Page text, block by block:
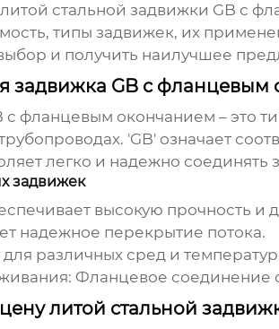
стальной задвижки GB с
типы задвижек, их
и получить наилучшее
задвижка GB с
с фланцевым окончанием – это
'GB' означает
легко и надежно
задвижек
высокую прочность и
надежное перекрытие потока.
различных сред и
Фланцевое соединение
литой стальной